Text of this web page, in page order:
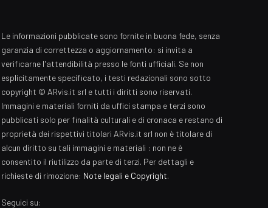
Le informazioni pubblicate sono fornite in buona fede, senza
garanzia di correttezza o aggiornamento: si invita a
verificarne l'attendibilità presso le fonti ufficiali. Se non
esplicitamente specificato, i testi redazionali sono sotto
copyright © ARvis.it srl e tutti i diritti sono riservati.
Immagini e materiali forniti da uffici stampa e terzi sono
pubblicati solo per finalità culturali e di cronaca e restano di
proprietà dei rispettivi titolari ARvis.it srl non è titolare di
alcun diritto su tali immagini e materiali : non ne è
consentito il riutilizzo da parte di terzi. Per dettagli e
richieste di rimozione: Note legali e Copyright.
Seguici su: